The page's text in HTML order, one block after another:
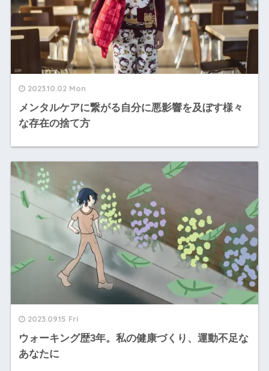
2023.10.02 Mon
メンタルケアに繋がる自分に悪影響を及ぼす様々
な存在の捨て方
2023.09.15 Fri
ウォーキング歴3年。私の健康づくり、運動不足な
あなたに